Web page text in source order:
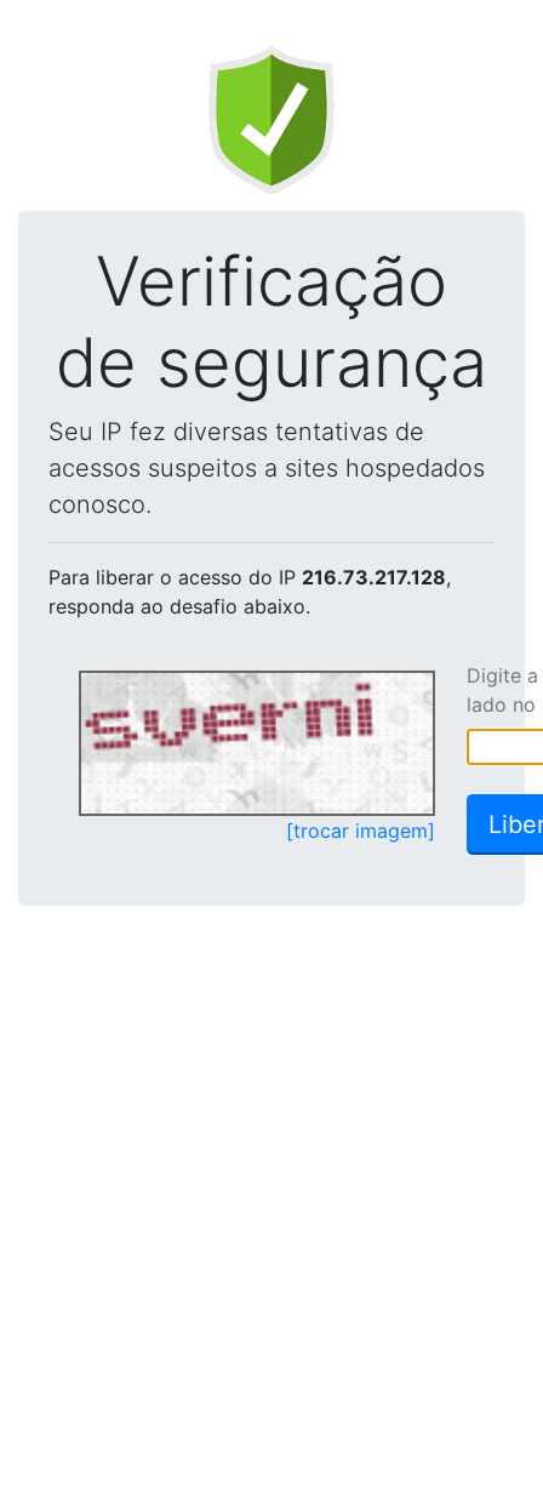
Verificação
de segurança
Seu IP fez diversas tentativas de
acessos suspeitos a sites hospedados
conosco.
Para liberar o acesso do IP 216.73.217.128,
responda ao desafio abaixo.
[trocar imagem]
Digite
lado no